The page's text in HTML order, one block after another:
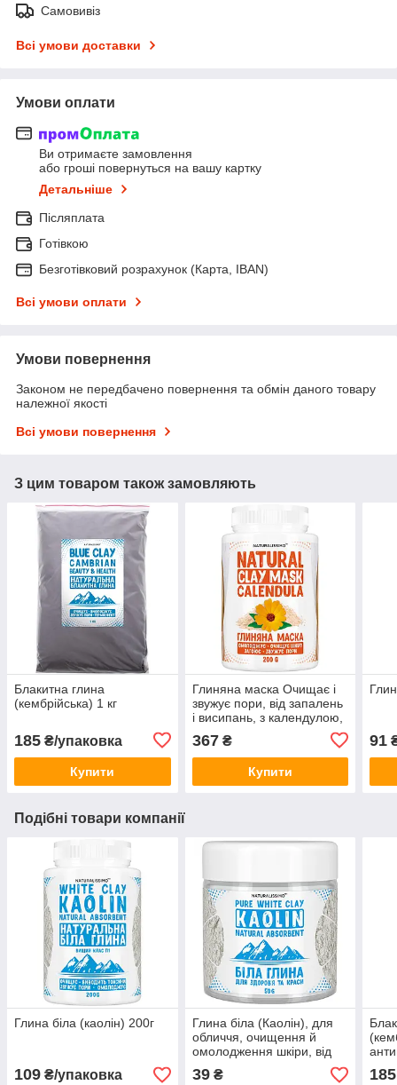
Самовивіз
Всі умови доставки
Умови оплати
Ви отримаєте замовлення
або гроші повернуться на вашу картку
Детальніше
Післяплата
Готівкою
Безготівковий розрахунок (Карта, IBAN)
Всі умови оплати
Умови повернення
Законом не передбачено повернення та обмін даного товару
належної якості
Всі умови повернення
З цим товаром також замовляють
Блакитна глина
(кембрійська) 1 кг
185 ₴/упаковка
Купити
Глиняна маска Очищає і
звужує пори, від запалень
і висипань, з календулою,
367₴
Купити
91
Подібні товари компанії
Глина біла (каолін) 200г
109 ₴/упаковка
Глина біла (Каолін), для
обличчя, очищення й
омолодження шкіри, від
висипань і запалень, 50 г
39₴ 185